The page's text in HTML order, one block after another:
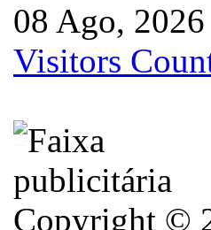
08 Ago, 2026
Visitors
Copyright ©